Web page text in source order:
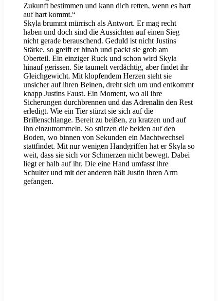
Zukunft bestimmen und kann dich retten, wenn es hart
auf hart kommt.“
Skyla brummt mürrisch als Antwort. Er mag recht
haben und doch sind die Aussichten auf einen Sieg
nicht gerade berauschend. Geduld ist nicht Justins
Stärke, so greift er hinab und packt sie grob am
Oberteil. Ein einziger Ruck und schon wird Skyla
hinauf gerissen. Sie taumelt verdächtig, aber findet ihr
Gleichgewicht. Mit klopfendem Herzen steht sie
unsicher auf ihren Beinen, dreht sich um und entkommt
knapp Justins Faust. Ein Moment, wo all ihre
Sicherungen durchbrennen und das Adrenalin den Rest
erledigt. Wie ein Tier stürzt sie sich auf die
Brillenschlange. Bereit zu beißen, zu kratzen und auf
ihn einzutrommeln. So stürzen die beiden auf den
Boden, wo binnen von Sekunden ein Machtwechsel
stattfindet. Mit nur wenigen Handgriffen hat er Skyla so
weit, dass sie sich vor Schmerzen nicht bewegt. Dabei
liegt er halb auf ihr. Die eine Hand umfasst ihre
Schulter und mit der anderen hält Justin ihren Arm
gefangen.